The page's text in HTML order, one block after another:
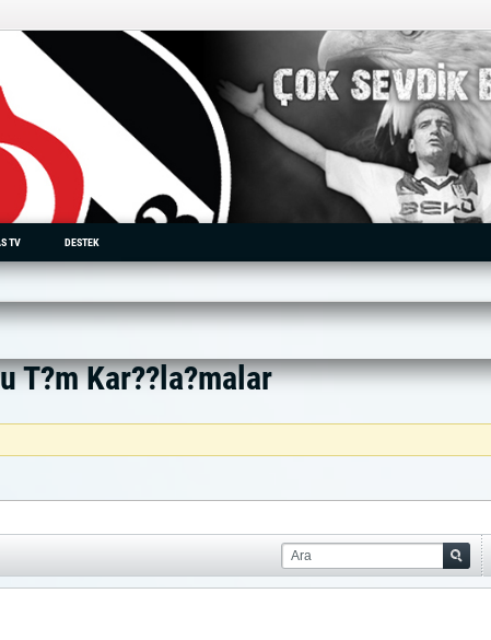
TV DESTEK
T?m Kar??la?malar